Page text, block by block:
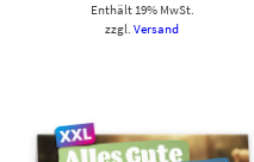
Enthält 19% MwSt.
zzgl.Versand